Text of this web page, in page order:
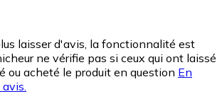
laisser d'avis, la fonctionnalité est
ne vérifie pas si ceux qui ont laissé
ou acheté le produit en question En